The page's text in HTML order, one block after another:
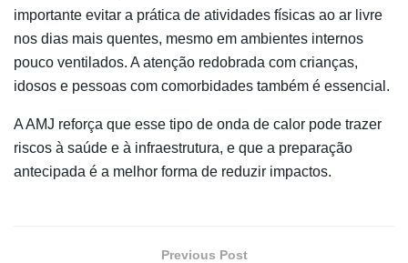
importante evitar a prática de atividades físicas ao ar livre
nos dias mais quentes, mesmo em ambientes internos
pouco ventilados. A atenção redobrada com crianças,
idosos e pessoas com comorbidades também é essencial.
A AMJ reforça que esse tipo de onda de calor pode trazer
riscos à saúde e à infraestrutura, e que a preparação
antecipada é a melhor forma de reduzir impactos.
Previous Post